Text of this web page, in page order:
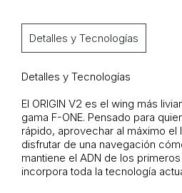
Detalles y Tecnologías
Detalles y Tecnologías
El ORIGIN V2 es el wing más
gama F-ONE. Pensado para
rápido, aprovechar al máximo el
disfrutar de una navegación
mantiene el ADN de los
incorpora toda la tecnología